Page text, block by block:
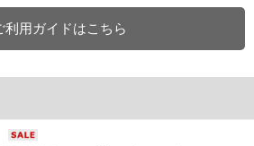
利用ガイドはこちら